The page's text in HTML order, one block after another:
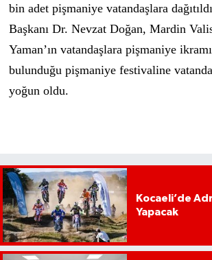
bin adet pişmaniye vatandaşlara
Başkanı Dr. Nevzat Doğan, Mardin
Yaman’ın vatandaşlara pişmaniye
bulunduğu pişmaniye festivaline
yoğun oldu.
Kocaeli’de
Yapacak